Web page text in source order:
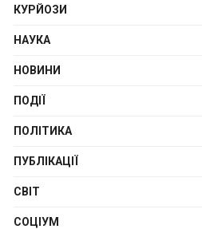
КУРЙОЗИ
НАУКА
НОВИНИ
ПОДІЇ
ПОЛІТИКА
ПУБЛІКАЦІЇ
СВІТ
СОЦІУМ